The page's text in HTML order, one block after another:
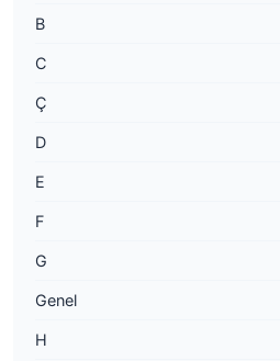
B
C
Ç
D
E
F
G
Genel
H